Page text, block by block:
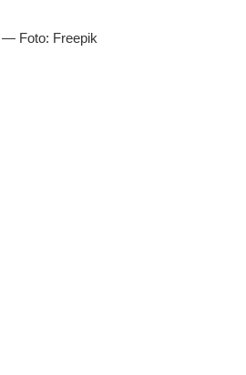
— Foto: Freepik